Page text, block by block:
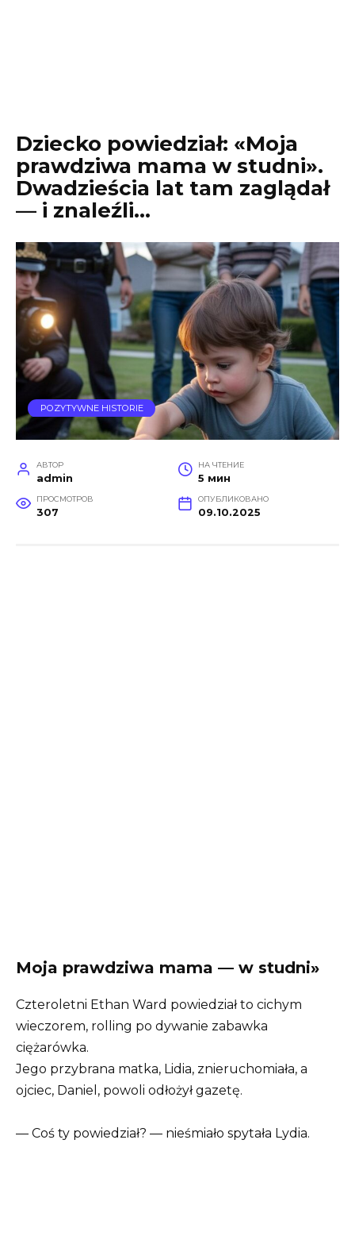
Dziecko powiedział: «Moja
prawdziwa mama w studni».
Dwadzieścia lat tam zaglądał
— i znaleźli…
POZYTYWNE HISTORIE
АВТОР
admin
НА ЧТЕНИЕ
5 мин
ПРОСМОТРОВ
307
ОПУБЛИКОВАНО
09.10.2025
Moja prawdziwa mama — w studni»
Czteroletni Ethan Ward powiedział to cichym
wieczorem, rolling po dywanie zabawka
ciężarówka.
Jego przybrana matka, Lidia, znieruchomiała, a
ojciec, Daniel, powoli odłożył gazetę.
— Coś ty powiedział? — nieśmiało spytała Lydia.